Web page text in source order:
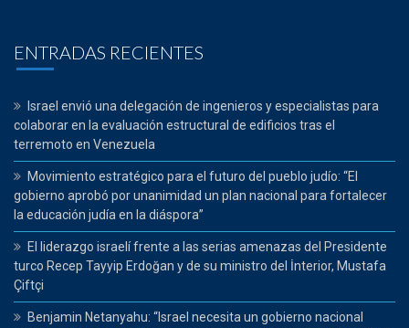
ENTRADAS RECIENTES
Israel envió una delegación de ingenieros y especialistas para
colaborar en la evaluación estructural de edificios tras el
terremoto en Venezuela
Movimiento estratégico para el futuro del pueblo judío: “El
gobierno aprobó por unanimidad un plan nacional para fortalecer
la educación judía en la diáspora”
El liderazgo israelí frente a las serias amenazas del Presidente
turco Recep Tayyip Erdoğan y de su ministro del İnterior, Mustafa
Çiftçi
Benjamin Netanyahu: “Israel necesita un gobierno nacional